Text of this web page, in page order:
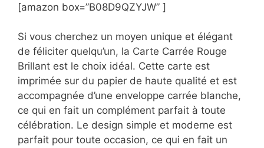
[amazon box=”B08D9QZYJW” ]
Si vous cherchez un moyen unique et élégant
de féliciter quelqu’un, la Carte Carrée Rouge
Brillant est le choix idéal. Cette carte est
imprimée sur du papier de haute qualité et est
accompagnée d’une enveloppe carrée blanche,
ce qui en fait un complément parfait à toute
célébration. Le design simple et moderne est
parfait pour toute occasion, ce qui en fait un